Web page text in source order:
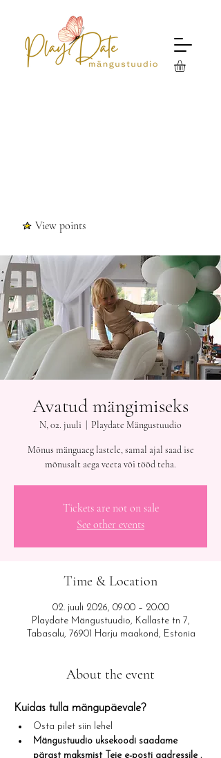
View points
Avatud mängimiseks
N, 02. juuli Playdate Mängustuudio
Mõnus mänguaeg lastele, samal ajal saad ise
mõnusalt aega veeta või tööd teha.
Tickets are not on sale
See other events
Time & Location
02. juuli 2026, 09:00 – 20:00
Playdate Mängustuudio, Kallaste tn 7,
Tabasalu, 76901 Harju maakond, Estonia
About the event
Kuidas tulla mängupäevale?​
Osta pilet siin lehel
Mängustuudio uksekoodi saadame
pärast maksmist Teie e-posti aadressile .